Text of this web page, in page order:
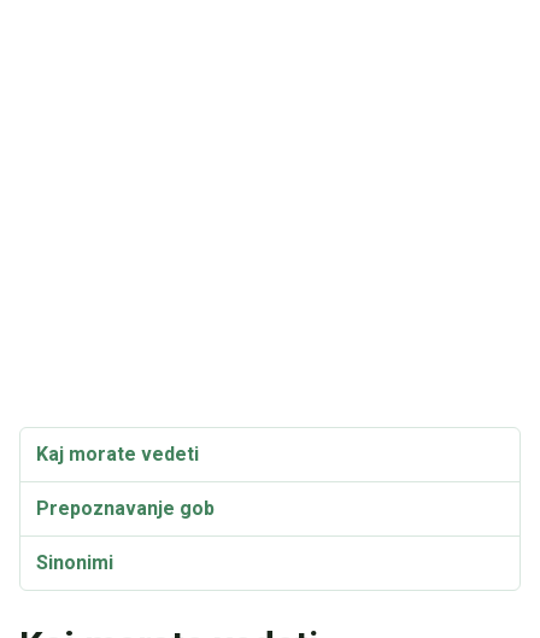
Kaj morate vedeti
Prepoznavanje gob
Sinonimi